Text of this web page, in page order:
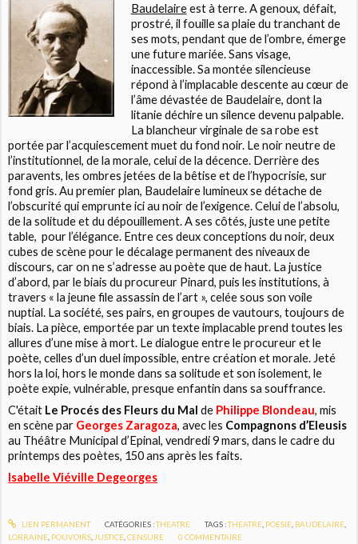
Baudelaireest à terre. A genoux, défait,
prostré, il fouille sa plaie du tranchant de
ses mots, pendant que de l’ombre, émerge
une future mariée. Sans visage,
inaccessible. Sa montée silencieuse
répond à l’implacable descente au cœur de
l’âme dévastée de Baudelaire, dont la
litanie déchire un silence devenu palpable.
La blancheur virginale de sa robe est
portée par l’acquiescement muet du fond noir. Le noir neutre de
l’institutionnel, de la morale, celui de la décence. Derrière des
paravents, les ombres jetées de la bêtise et de l’hypocrisie, sur
fond gris. Au premier plan, Baudelaire lumineux se détache de
l’obscurité qui emprunte ici au noir de l’exigence. Celui de l’absolu,
de la solitude et du dépouillement. A ses côtés, juste une petite
table, pour l’élégance. Entre ces deux conceptions du noir, deux
cubes de scène pour le décalage permanent des niveaux de
discours, car on ne s’adresse au poète que de haut. La justice
d’abord, par le biais du procureur Pinard, puis les institutions, à
travers « la jeune file assassin de l’art », celée sous son voile
nuptial. La société, ses pairs, en groupes de vautours, toujours de
biais. La pièce, emportée par un texte implacable prend toutes les
allures d’une mise à mort. Le dialogue entre le procureur et le
poète, celles d’un duel impossible, entre création et morale. Jeté
hors la loi, hors le monde dans sa solitude et son isolement, le
poète expie, vulnérable, presque enfantin dans sa souffrance.
C'était Le Procés des Fleurs du Mal de Philippe Blondeau, mis
en scène par Georges Zaragoza, avec les Compagnons d’Eleusis
au Théâtre Municipal d’Epinal, vendredi 9 mars, dans le cadre du
printemps des poètes, 150 ans après les faits.
Isabelle Viéville Degeorges
LIEN PERMANENT CATÉGORIES :THEATRE TAGS :THEATRE POESIE BAUDELAIRE
LORRAINE POUVOIRS JUSTICE ,CENSURE 0 COMMENTAIRE